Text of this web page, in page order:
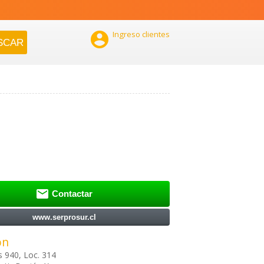
 Ingreso clientes
 Contactar
www.serprosur.cl
940, Loc. 314